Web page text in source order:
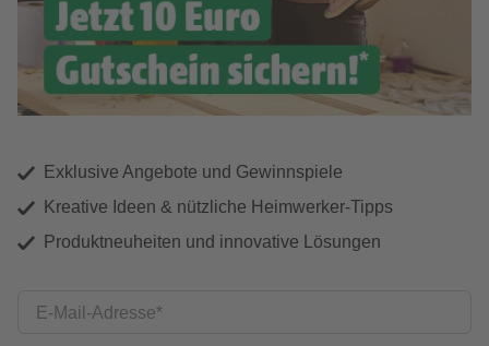
Exklusive Angebote und Gewinnspiele
Kreative Ideen & nützliche Heimwerker-Tipps
Produktneuheiten und innovative Lösungen
E-Mail-Adresse